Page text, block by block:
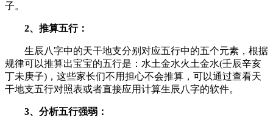
子。
2、推算五行：
生辰八字中的天干地支分别对应五行中的五个元素，根据
规律可以推算出宝宝的五行是：水土金水火土金水(壬辰辛亥
丁未庚子)，这些家长们不用担心不会推算，可以通过查看天
干地支五行对照表或者直接应用计算生辰八字的软件。
3、分析五行强弱：